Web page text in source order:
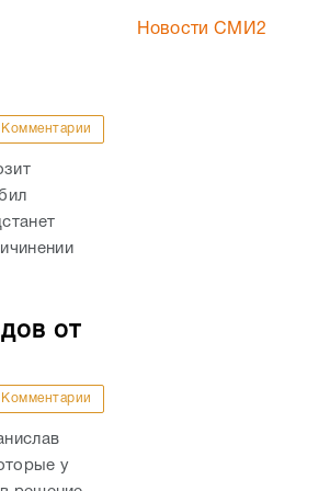
Комментарии
от
Комментарии
у
Новости СМИ2